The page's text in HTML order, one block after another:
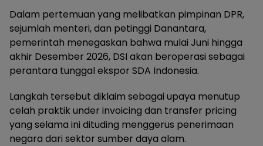
Dalam pertemuan yang melibatkan pimpinan DPR,
sejumlah menteri, dan petinggi Danantara,
pemerintah menegaskan bahwa mulai Juni hingga
akhir Desember 2026, DSI akan beroperasi sebagai
perantara tunggal ekspor SDA Indonesia.
Langkah tersebut diklaim sebagai upaya menutup
celah praktik under invoicing dan transfer pricing
yang selama ini dituding menggerus penerimaan
negara dari sektor sumber daya alam.